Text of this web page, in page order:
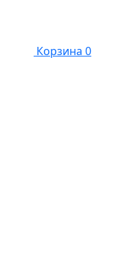
Корзина 0